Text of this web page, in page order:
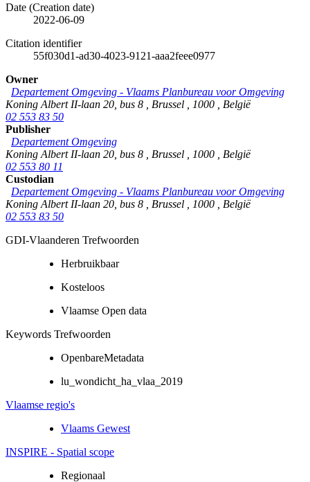
Date (Creation date)
2022-06-09
Citation identifier
55f030d1-ad30-4023-9121-aaa2feee0977
Owner
Departement Omgeving - Vlaams Planbureau voor Omgeving
Koning Albert II-laan 20, bus 8
Brussel 1000
België
02 553 83 50
Publisher
Departement Omgeving
Koning Albert II-laan 20, bus 8
Brussel 1000
België
02 553 80 11
Custodian
Departement Omgeving - Vlaams Planbureau voor Omgeving
Koning Albert II-laan 20, bus 8
Brussel 1000
België
02 553 83 50
GDI-Vlaanderen Trefwoorden
Herbruikbaar
Kosteloos
Vlaamse Open data
Keywords Trefwoorden
OpenbareMetadata
lu_wondicht_ha_vlaa_2019
Vlaamse regio's
Vlaams Gewest
INSPIRE - Spatial scope
Regionaal